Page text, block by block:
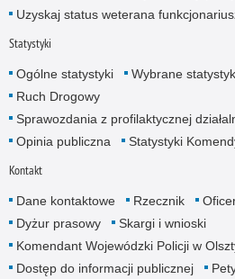
Uzyskaj status weterana
Statystyki
Ogólne statystyki Wybrane
Ruch Drogowy
Sprawozdania z profilaktycznej
Opinia publiczna
Statystyki
Kontakt
Dane kontaktowe Rzecznik
Dyżur prasowy
Skargi i wnioski
Komendant Wojewódzki Policji w
Dostęp do informacji publicznej